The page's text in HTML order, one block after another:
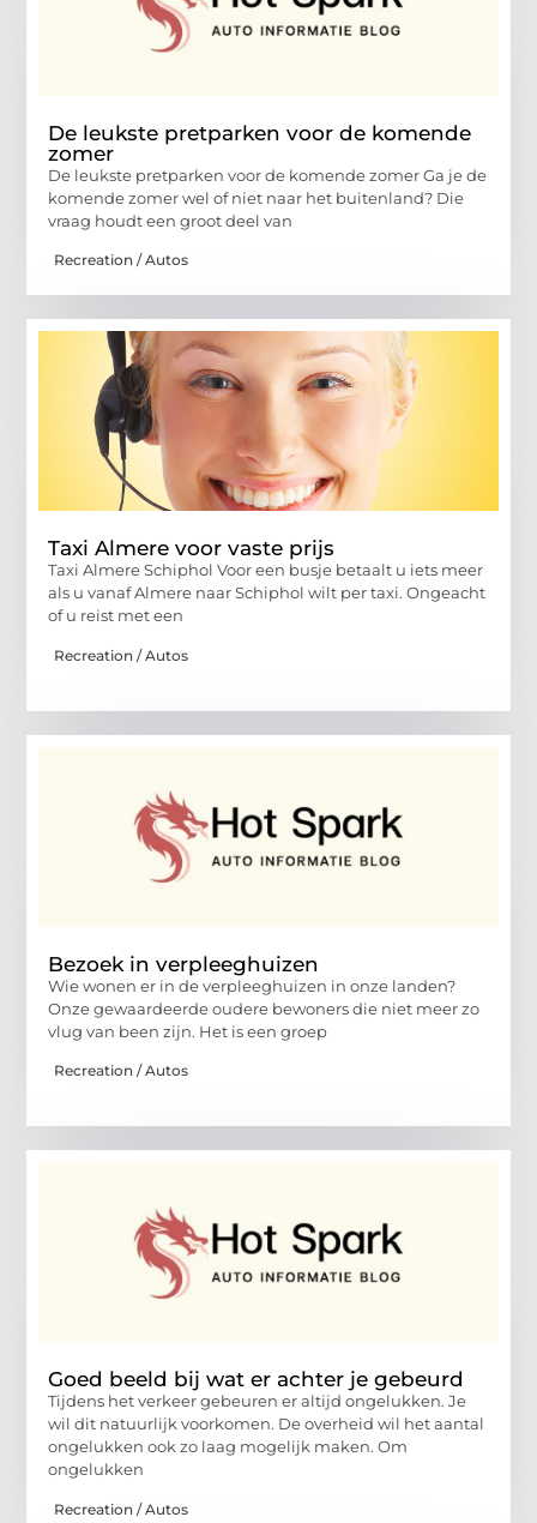
De leukste pretparken voor de komende
zomer
De leukste pretparken voor de komende zomer Ga je de
komende zomer wel of niet naar het buitenland? Die
vraag houdt een groot deel van
Recreation / Autos
Taxi Almere voor vaste prijs
Taxi Almere Schiphol Voor een busje betaalt u iets meer
als u vanaf Almere naar Schiphol wilt per taxi. Ongeacht
of u reist met een
Recreation / Autos
Bezoek in verpleeghuizen
Wie wonen er in de verpleeghuizen in onze landen?
Onze gewaardeerde oudere bewoners die niet meer zo
vlug van been zijn. Het is een groep
Recreation / Autos
Goed beeld bij wat er achter je gebeurd
Tijdens het verkeer gebeuren er altijd ongelukken. Je
wil dit natuurlijk voorkomen. De overheid wil het aantal
ongelukken ook zo laag mogelijk maken. Om
ongelukken
Recreation / Autos